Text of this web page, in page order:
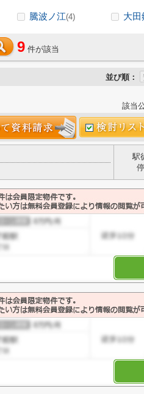
騰波ノ江(4) 大田
9 件が該当
並び順：
該当
駅